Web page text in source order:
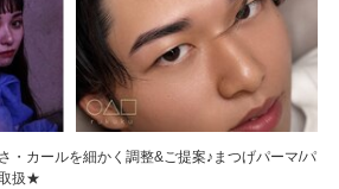
・カールを細かく調整&ご提案♪まつげパーマ/パ
扱★